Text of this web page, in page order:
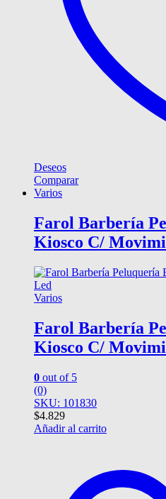
Deseos
Comparar
Varios
Farol Barbería
Kiosco C/
Varios
Farol Barbería
Kiosco C/
0 out of 5
(0)
SKU: 101830
$4.829
Añadir al carrito